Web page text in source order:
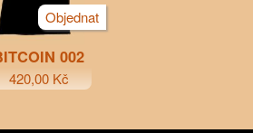
002
420,00 Kč
Objednat